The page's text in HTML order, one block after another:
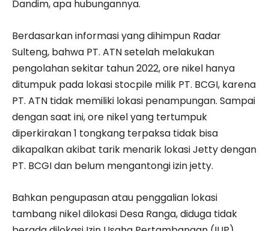
Dandim, apa hubungannya.
Berdasarkan informasi yang dihimpun Radar
Sulteng, bahwa PT. ATN setelah melakukan
pengolahan sekitar tahun 2022, ore nikel hanya
ditumpuk pada lokasi stocpile milik PT. BCGI, karena
PT. ATN tidak memiliki lokasi penampungan. Sampai
dengan saat ini, ore nikel yang tertumpuk
diperkirakan 1 tongkang terpaksa tidak bisa
dikapalkan akibat tarik menarik lokasi Jetty dengan
PT. BCGI dan belum mengantongi izin jetty.
Bahkan pengupasan atau penggalian lokasi
tambang nikel dilokasi Desa Ranga, diduga tidak